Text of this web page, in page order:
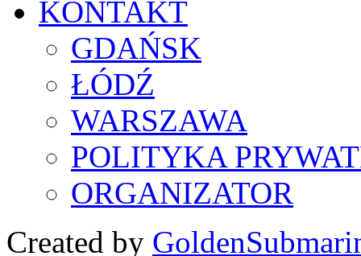
KONTAKT
GDAŃSK
ŁÓDŹ
WARSZAWA
POLITYKA
ORGANIZATOR
Created by